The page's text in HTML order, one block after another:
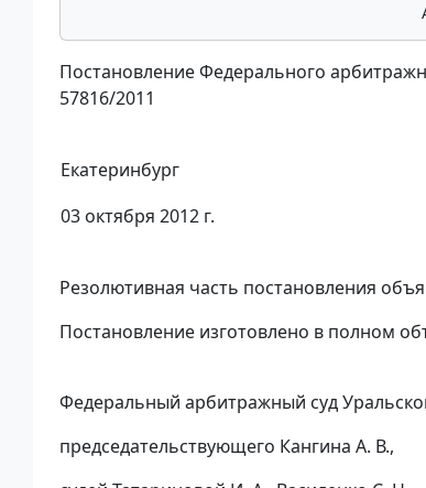
Постановление Федерального
57816/2011
Екатеринбург
03 октября 2012 г.
Резолютивная часть постановления
Постановление изготовлено в полном
Федеральный арбитражный суд
председательствующего Кангина А. В.,